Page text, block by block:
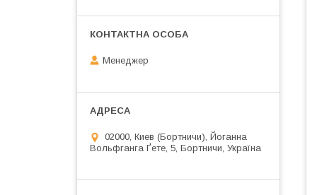
Менеджер
02000, Киев (Бортничи), Йоганна
Вольфганга Ґете, 5, Бортничи, Україна